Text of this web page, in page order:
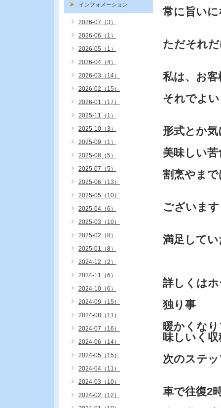
常に旨い
ただそれ
私は、お
それでよ
形式とか
美味しい
割烹やま
ございま
満足して
詳しくは
独り事
暖かくな
味しいく
次のステ
車で往復2
インフォメーション
2026-07（3）
2026-06（1）
2026-05（1）
2026-04（4）
2026-03（14）
2026-02（15）
2026-01（17）
2025-11（1）
2025-10（3）
2025-09（1）
2025-08（5）
2025-07（5）
2025-06（13）
2025-05（10）
2025-04（6）
2025-03（10）
2025-02（8）
2025-01（8）
2024-12（2）
2024-11（6）
2024-10（6）
2024-09（15）
2024-08（11）
2024-07（16）
2024-06（14）
2024-05（15）
2024-04（11）
2024-03（10）
2024-02（12）